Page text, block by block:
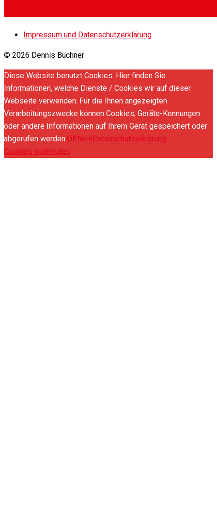
Impressum und Datenschutzerklärung
© 2026 Dennis Buchner
Diese Website benutzt Cookies. Hier finden Sie
Informationen, welche Dienste / Cookies wir auf dieser
Webseite verwenden. Für die Ihnen angezeigten
Verarbeitungszwecke können Cookies, Geräte-Kennungen
oder andere Informationen auf Ihrem Gerät gespeichert oder
abgerufen werden.OKNein Datenschutzerklärung
Cookies widerrufen